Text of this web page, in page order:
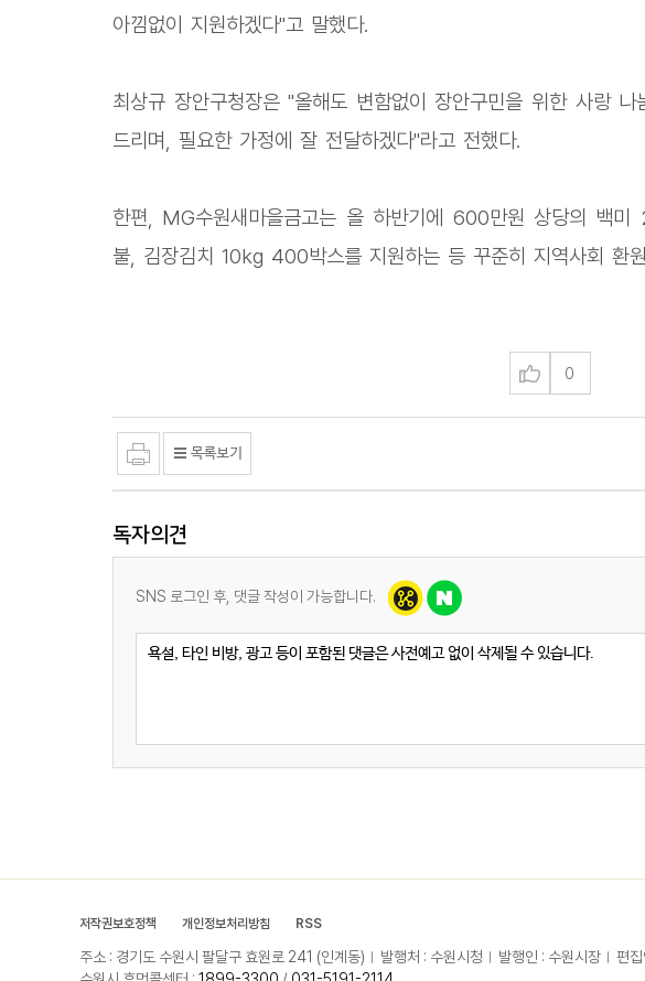
아낌없이 지원하겠다"고 말했다.
최상규 장안구청장은 "올해도 변함없이 장안구민을 위한 사랑
드리며, 필요한 가정에 잘 전달하겠다"라고 전했다.
한편, MG수원새마을금고는 올 하반기에 600만원 상당의 백
불, 김장김치 10kg 400박스를 지원하는 등 꾸준히 지역사회 환
0
독자의견
SNS 로그인 후, 댓글 작성이 가능합니다.
저작권보호정책 개인정보처리방침 RSS
주소 : 경기도 수원시 팔달구 효원로 241 (인계동) 발행처 : 수원시청 발행인 : 수원시장
편